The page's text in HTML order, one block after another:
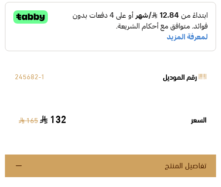
رقم الموديل 245682-1
السعر 132
165
تفاصيل المنتج